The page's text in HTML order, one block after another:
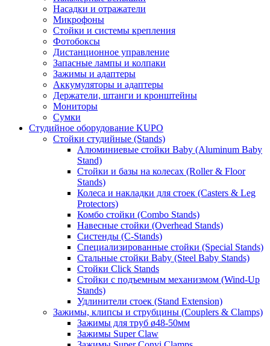
Насадки и отражатели
Микрофоны
Стойки и системы крепления
Фотобоксы
Дистанционное управление
Запасные лампы и колпаки
Зажимы и адаптеры
Аккумуляторы и адаптеры
Держатели, штанги и кронштейны
Мониторы
Сумки
Студийное оборудование KUPO
Стойки студийные (Stands)
Алюминиевые стойки Baby (Aluminum Baby
Stand)
Стойки и базы на колесах (Roller & Floor
Stands)
Колеса и накладки для стоек (Casters & Leg
Protectors)
Комбо стойки (Combo Stands)
Навесные стойки (Overhead Stands)
Систенды (C-Stands)
Специализированные стойки (Special Stands)
Стальные стойки Baby (Steel Baby Stands)
Стойки Click Stands
Стойки с подъемным механизмом (Wind-Up
Stands)
Удлинители стоек (Stand Extension)
Зажимы, клипсы и струбцины (Couplers & Clamps)
Зажимы для труб ø48-50мм
Зажимы Super Claw